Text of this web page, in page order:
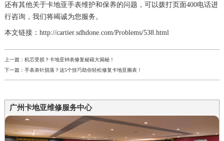
还有其他关于卡地亚手表维护和保养的问题，可以拨打页面400电话进
行咨询，我们将竭诚为您服务。
本文链接：http://cartier.sdhdone.com/Problems/538.html
上一篇： 机芯受损？卡地亚钟表修复秘籍大揭秘！
下一篇： 手表表针脱落？这5个技巧助你轻松修复卡地亚腕表！
广州卡地亚维修服务中心